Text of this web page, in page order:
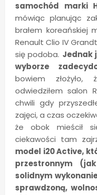
samochód marki
mówiąc planując
brałem koreańskiej
Renault Clio IV
się podoba. Jednak
wyborze
bowiem złożyło,
odwiedziłem salon
chwili gdy
zajęci, a czas
że obok mieścił
ciekawości tam
model i20 Active,
przestronnym
solidnym
sprawdzoną,